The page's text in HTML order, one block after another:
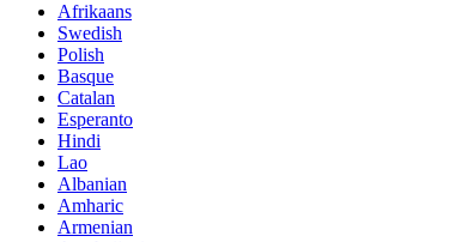
Afrikaans
Swedish
Polish
Basque
Catalan
Esperanto
Hindi
Lao
Albanian
Amharic
Armenian